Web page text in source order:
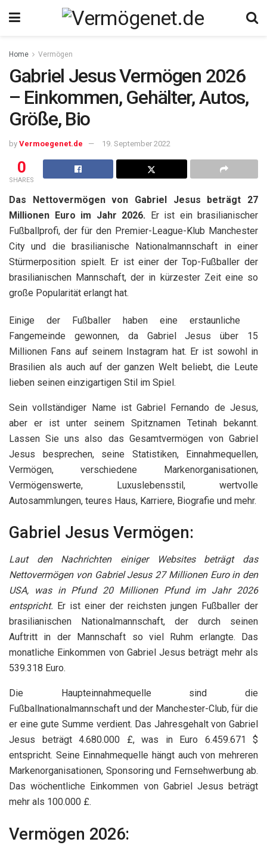
Home Vermögen
Gabriel Jesus Vermögen 2026
– Einkommen, Gehälter, Autos,
Größe, Bio
by Vermoegenet.de 19. September 2022
0
SHARES
Das Nettovermögen von Gabriel Jesus beträgt 27
Millionen Euro im Jahr 2026. Er ist ein brasilianischer
Fußballprofi, der für den Premier-League-Klub Manchester
City und die brasilianische Nationalmannschaft in einer
Stürmerposition spielt. Er ist einer der Top-Fußballer der
brasilianischen Mannschaft, der in kürzester Zeit eine so
große Popularität erlangt hat.
Einige der Fußballer haben eine erstaunliche
Fangemeinde gewonnen, da Gabriel Jesus über 15
Millionen Fans auf seinem Instagram hat. Er ist sowohl in
Brasilien als auch auf der ganzen Welt beliebt, die Leute
lieben seinen einzigartigen Stil im Spiel.
Sein vollständiger Name ist Gabriel Fernando de Jesus,
aber er ist unter seinem Spitznamen Tetinah bekannt.
Lassen Sie uns also das Gesamtvermögen von Gabriel
Jesus besprechen, seine Statistiken, Einnahmequellen,
Vermögen, verschiedene Markenorganisationen,
Vermögenswerte, Luxuslebensstil, wertvolle
Autosammlungen, teures Haus, Karriere, Biografie und mehr.
Gabriel Jesus Vermögen:
Laut den Nachrichten einiger Websites beträgt das
Nettovermögen von Gabriel Jesus 27 Millionen Euro in den
USA, was in Pfund 20 Millionen Pfund im Jahr 2026
entspricht. Er ist einer der reichsten jungen Fußballer der
brasilianischen Nationalmannschaft, der durch seinen
Auftritt in der Mannschaft so viel Ruhm erlangte. Das
monatliche Einkommen von Gabriel Jesus beträgt mehr als
539.318 Euro.
Die Haupteinnahmequelle sind die
Fußballnationalmannschaft und der Manchester-Club, für die
er eine gute Summe verdient. Das Jahresgehalt von Gabriel
Jesus beträgt 4.680.000 £, was in Euro 6.459.671 $
entspricht. Seine Einnahmequelle hängt auch von mehreren
Markenorganisationen, Sponsoring und Fernsehwerbung ab.
Das wöchentliche Einkommen von Gabriel Jesus beträgt
mehr als 100.000 £.
Vermögen 2026: